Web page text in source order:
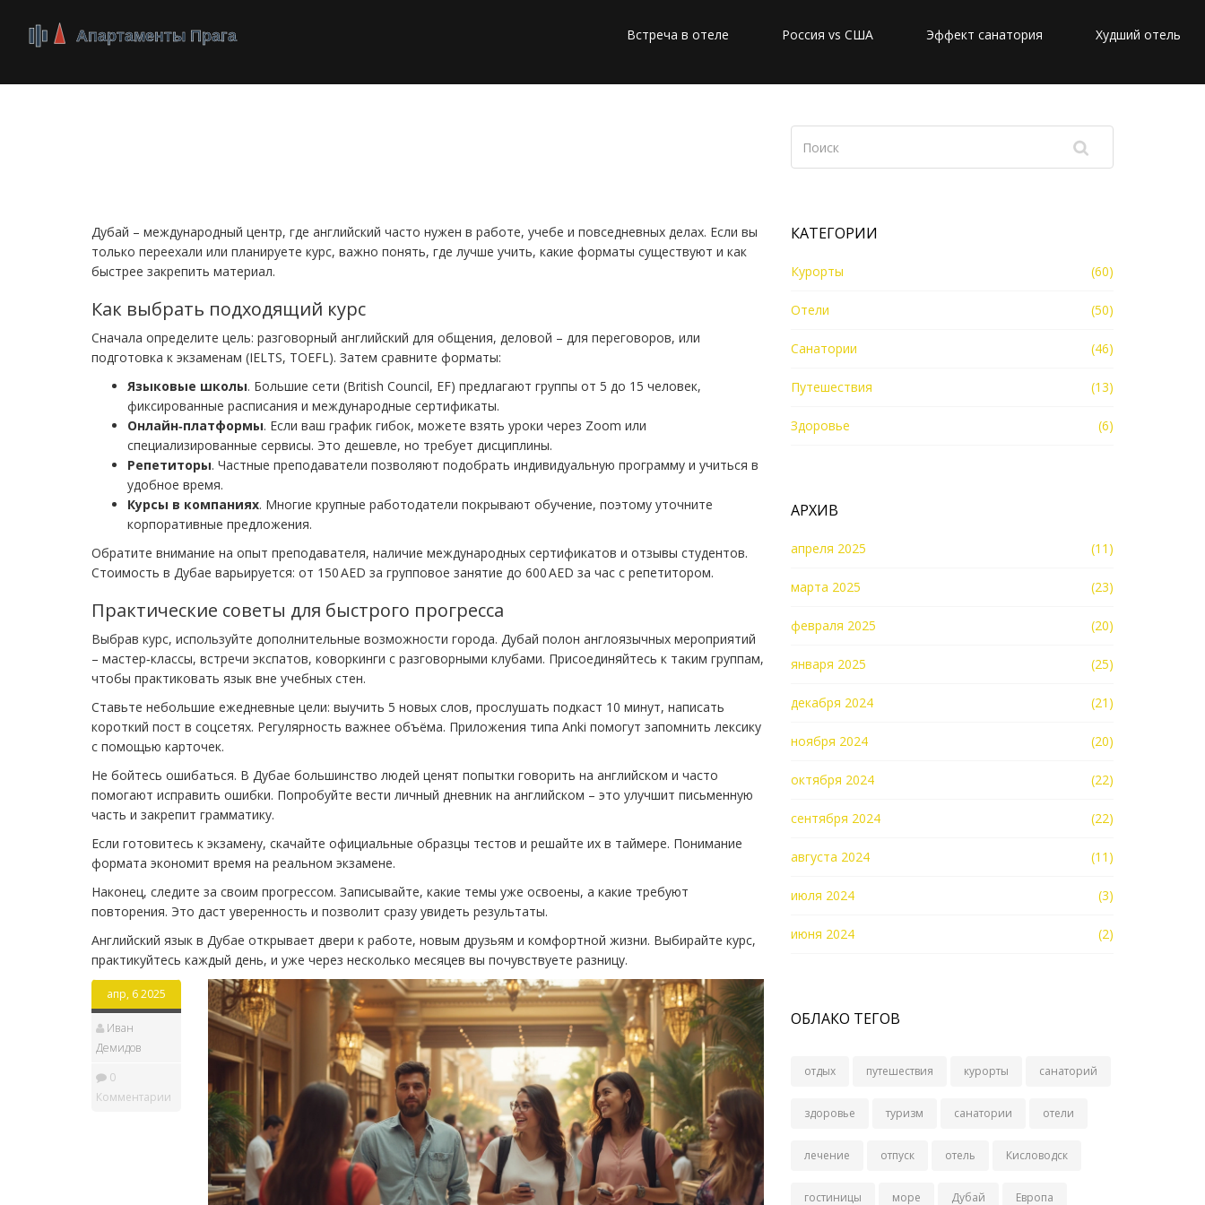
Встреча в отеле Россия vs США Эффект санатория Худший отель
Дубай – международный центр, где английский часто нужен в работе, учебе и повседневных делах. Если вы
только переехали или планируете курс, важно понять, где лучше учить, какие форматы существуют и как
быстрее закрепить материал.
Как выбрать подходящий курс
Сначала определите цель: разговорный английский для общения, деловой – для переговоров, или
подготовка к экзаменам (IELTS, TOEFL). Затем сравните форматы:
Языковые школы. Большие сети (British Council, EF) предлагают группы от 5 до 15 человек,
фиксированные расписания и международные сертификаты.
Онлайн‑платформы. Если ваш график гибок, можете взять уроки через Zoom или
специализированные сервисы. Это дешевле, но требует дисциплины.
Репетиторы. Частные преподаватели позволяют подобрать индивидуальную программу и учиться в
удобное время.
Курсы в компаниях. Многие крупные работодатели покрывают обучение, поэтому уточните
корпоративные предложения.
Обратите внимание на опыт преподавателя, наличие международных сертификатов и отзывы студентов.
Стоимость в Дубае варьируется: от 150 AED за групповое занятие до 600 AED за час с репетитором.
Практические советы для быстрого прогресса
Выбрав курс, используйте дополнительные возможности города. Дубай полон англоязычных мероприятий
– мастер‑классы, встречи экспатов, коворкинги с разговорными клубами. Присоединяйтесь к таким группам,
чтобы практиковать язык вне учебных стен.
Ставьте небольшие ежедневные цели: выучить 5 новых слов, прослушать подкаст 10 минут, написать
короткий пост в соцсетях. Регулярность важнее объёма. Приложения типа Anki помогут запомнить лексику
с помощью карточек.
Не бойтесь ошибаться. В Дубае большинство людей ценят попытки говорить на английском и часто
помогают исправить ошибки. Попробуйте вести личный дневник на английском – это улучшит письменную
часть и закрепит грамматику.
Если готовитесь к экзамену, скачайте официальные образцы тестов и решайте их в таймере. Понимание
формата экономит время на реальном экзамене.
Наконец, следите за своим прогрессом. Записывайте, какие темы уже освоены, а какие требуют
повторения. Это даст уверенность и позволит сразу увидеть результаты.
Английский язык в Дубае открывает двери к работе, новым друзьям и комфортной жизни. Выбирайте курс,
практикуйтесь каждый день, и уже через несколько месяцев вы почувствуете разницу.
апр, 6 2025
Иван
Демидов
0
Комментарии
КАТЕГОРИИ
Курорты (60)
Отели (50)
Санатории (46)
Путешествия (13)
Здоровье (6)
АРХИВ
апреля 2025 (11)
марта 2025 (23)
февраля 2025 (20)
января 2025 (25)
декабря 2024 (21)
ноября 2024 (20)
октября 2024 (22)
сентября 2024 (22)
августа 2024 (11)
июля 2024 (3)
июня 2024 (2)
ОБЛАКО ТЕГОВ
отдых путешествия курорты санаторий
здоровье туризм санатории отели
лечение отпуск отель Кисловодск
гостиницы море Дубай Европа